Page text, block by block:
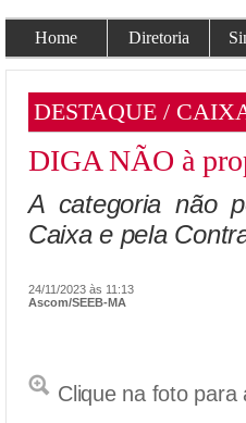
Home Diretoria
DESTAQUE /
DIGA NÃO à
A categoria não
Caixa e pela
24/11/2023 às 11:13
Ascom/SEEB-MA
Clique na foto para